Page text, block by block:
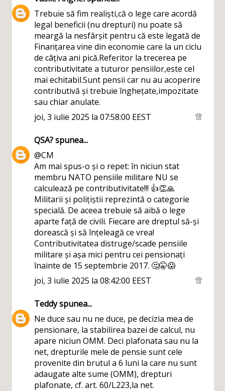
Trebuie să fim realiști,că o lege care acordă
legal beneficii (nu drepturi) nu poate să
meargă la nesfârșit pentru că este legată de
Finanțarea vine din economie care la un ciclu
de câțiva ani pică.Referitor la trecerea pe
contributivitate a tuturor pensiilor,este cel
mai echitabil.Sunt pensii car nu au acoperire
contributivă și trebuie înghețate,impozitate
sau chiar anulate.
joi, 3 iulie 2025 la 07:58:00 EEST
QSA?spunea...
@CM
Am mai spus-o și o repet: în niciun stat
membru NATO pensiile militare NU se
calculează pe contributivitate!!! 👍👏🙏
Militarii și polițiștii reprezintă o categorie
specială. De aceea trebuie să aibă o lege
aparte față de civili. Fiecare are dreptul să-și
dorească și să înțeleagă ce vrea!
Contributivitatea distruge/scade pensiile
militare și așa mici pentru cei pensionați
înainte de 15 septembrie 2017. 🤔🤫😱
joi, 3 iulie 2025 la 08:42:00 EEST
Teddyspunea...
Ne duce sau nu ne duce, pe decizia mea de
pensionare, la stabilirea bazei de calcul, nu
apare niciun OMM. Deci plafonata sau nu la
net, drepturile mele de pensie sunt cele
provenite din brutul a 6 luni la care nu sunt
adaugate alte sume (OMM), drepturi
plafonate, cf. art. 60/L223,la net.